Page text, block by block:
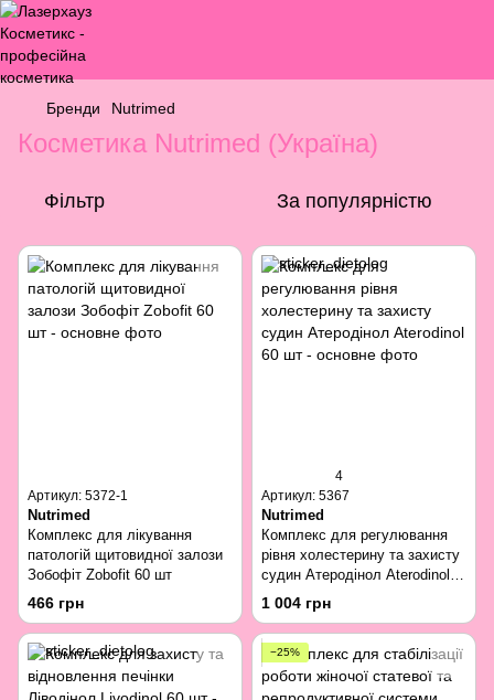
Бренди Nutrimed
Косметика Nutrimed (Україна)
Фільтр За популярністю
Артикул: 5372-1
Nutrimed
Комплекс для лікування
патологій щитовидної залози
Зобофіт Zobofit 60 шт
466 грн
4
Артикул: 5367
Nutrimed
Комплекс для регулювання
рівня холестерину та захисту
судин Атеродінол Aterodinol
60 шт
1 004 грн
−25%